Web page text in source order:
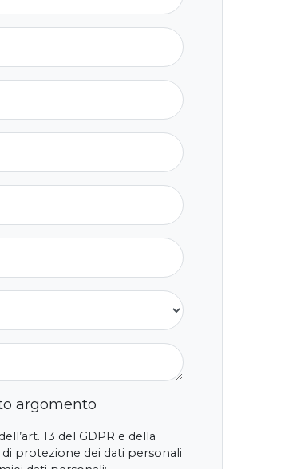
argomento
13 del GDPR e della
protezione dei dati personali